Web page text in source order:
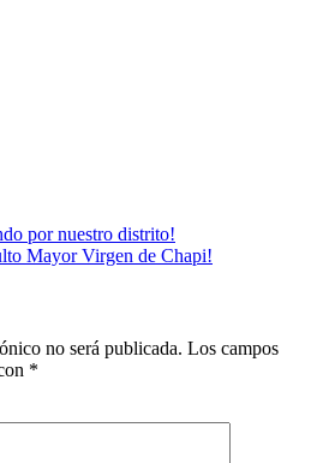
por nuestro distrito!
Mayor Virgen de Chapi!
no será publicada. Los campos
*